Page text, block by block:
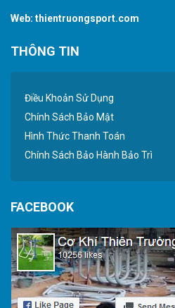
Web: thientruongsport.com
THÔNG TIN
Điều Khoản Sử Dụng
Chính Sách Bảo Mật
Hình Thức Thanh Toán
Chính Sách Bảo Hành Bảo Trì
FACEBOOK